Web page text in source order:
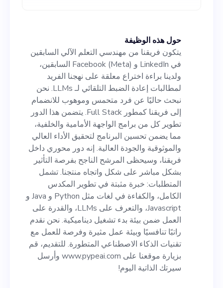
فريقنا، وسيحظى المرشح الناجح
بفرصة التأثير بشكل مباشر على
شكل واتجاه منتجنا. تشمل
المتطلبات: خبرة مثبتة في تطوير
المكدس الكامل، والكفاءة في
لغات مثل Python و Java و
Javascript، والتعرف على
LLMs، والقدرة على العمل ضمن
بيئة بدء تشغيل ديناميكية. نحن
نقدم راتبًا تنافسيًا وبيئة عمل
مثيرة وفرصة للعمل مع تقنيات
الذكاء الاصطناعي المتطورة.
للتقديم، قم بزيارة موقعنا على
حول هذه الوظيفة
يتكون فريقنا من مهندسي التعلم الآلي السابقين
في LinkedIn و Facebook (Meta) السابقين،
ولدينا براءة اختراع معلقة على نهجنا الفريد
لمطالبات إعادة الضبط التلقائي لـ LLMs. نحن
نبحث حاليًا عن فرد متحمس وموهوب للانضمام
إلى فريقنا كمطور Full Stack. يتضمن هذا الدور
تطوير كل من برامج الواجهة الأمامية والخلفية،
مما يضمن تحسين البرنامج لتحقيق الأداء العالي
والموثوقية والجودة العالية. إنه دور محوري داخل
فريقنا، وسيحظى المرشح الناجح بفرصة التأثير
بشكل مباشر على شكل واتجاه منتجنا. تشمل
المتطلبات: خبرة مثبتة في تطوير المكدس
الكامل، والكفاءة في لغات مثل Python و Java و
Javascript، والتعرف على LLMs، والقدرة على
العمل ضمن بيئة بدء تشغيل ديناميكية. نحن نقدم
راتبًا تنافسيًا وبيئة عمل مثيرة وفرصة للعمل مع
تقنيات الذكاء الاصطناعي المتطورة. للتقديم، قم
بزيارة موقعنا على www.pypeai.com وأرسل
سيرتك الذاتية اليوم!